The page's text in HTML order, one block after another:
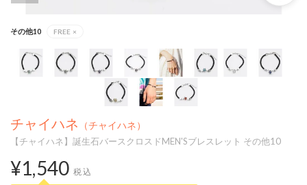
その他10 FREE ×
チャイハネ （チャイハネ）
【チャイハネ】誕生石バースクロスドMEN'Sブレスレット その他10
¥1,540 税込